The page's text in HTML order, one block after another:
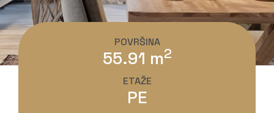
POVRŠINA
55.91 m2
ETAŽE
PE